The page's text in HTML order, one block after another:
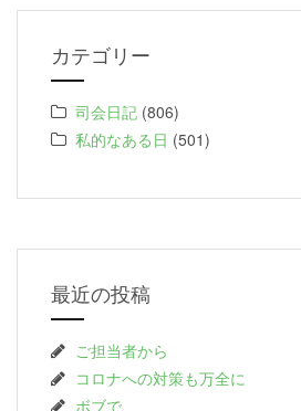
カテゴリー
司会日記 (806)
私的なある日 (501)
最近の投稿
ご担当者から
コロナへの対策も万全に
ボブで